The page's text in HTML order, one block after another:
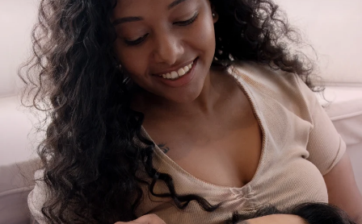
Se connecter
Profil de l'utilisateur
Mes appareils
Mes commandes
Mes adresses
Mes abonnements
NOUVEAU
FAQ™ Pure Beauty-Tech Elixir
BREAKING NEWS
issa™ Teeth Whitening Set
Langue
English Deutsch
Español
Français
Italiano
Português
Polski
Svenska
Русский
Türkçe
简体中文 繁體中文